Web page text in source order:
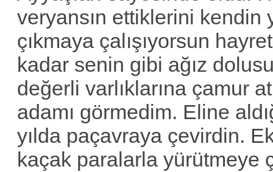
veryansın ettiklerini kendin
çıkmaya çalışıyorsun
kadar senin gibi ağız
değerli varlıklarına çamur
adamı görmedim. Eline
yılda paçavraya çevirdin.
kaçak paralarla yürütmeye